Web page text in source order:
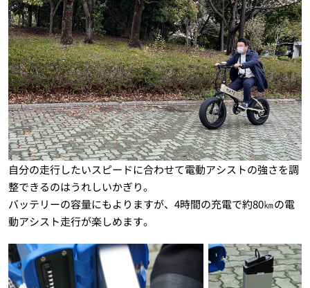
自分の走行したいスピードに合わせて電動アシストの強さを調
整できるのはうれしいかぎり。
バッテリーの容量にもよりますが、4時間の充電で約80㎞の電
動アシスト走行が楽しめます。